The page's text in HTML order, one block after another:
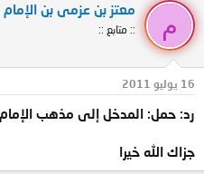
م
معتز بن عزمى بن الإمام
:: متابع ::
16 يوليو 2011
رد: حمل: المدخل إلى مذهب
جزاك الله خيرا